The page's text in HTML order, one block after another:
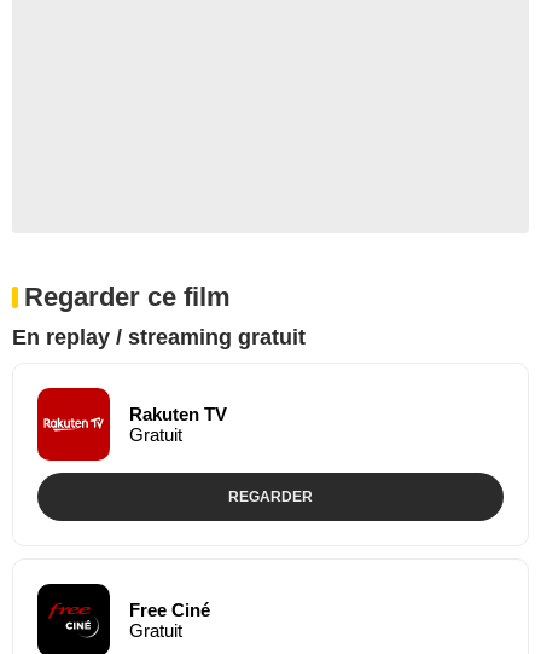
Regarder ce film
En replay / streaming gratuit
Rakuten TV
Gratuit
REGARDER
Free Ciné
Gratuit